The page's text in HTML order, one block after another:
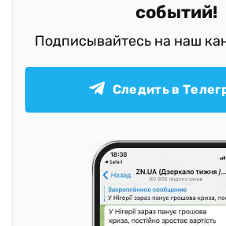
событий!
Подписывайтесь на наш
Следить в